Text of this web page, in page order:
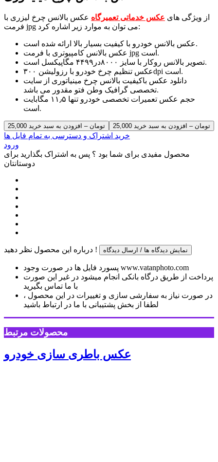
از ویژگی های عکس خدماتی تعمیرگاه عکس بالانس چرخ لیزری با
فرمت jpg می توان به موارد زیر اشاره کرد:
عکس بالانس خودرو با کیفیت بسیار بالا ارائه شده است.
عکس بالانس کامپیوتری با فرمت jpg است.
تصویر بالانس روکار با سایز ۸۰۰۰در۴۴۹۹ مگاپیکسل است.
عکس تنظیم چرخ خودرو با رزولیشن ۳۰۰dpi است.
دانلود عکس باکیفیت بالانس چرخ مینیاتوری از سایت
تخصصی گرافیک وطن فتو مقدور می باشد.
حجم عکس تعمیرات تخصصی خودرو تنها ۱۱٫۵ مگابایت
است.
25,000 تومان – افزودن به سبد خرید
خرید اشتراک و دسترسی به تمام فایل ها
ورود
محصول مفیدی برای شما بود ؟ پس به اشتراک بگذارید برای
دوستانتان
درباره این محصول نظر دهید ! نمایش دیدگاه ها / ارسال دیدگاه
پسورد فایل ها در صورت وجود www.vatanphoto.com
پرداخت از طریق درگاه بانکی انجام میشود در غیر این صورت
با ما تماس بگیرید
در صورت نیاز به سفارشی سازی و تغییرات در این محصول ،
لطفا از بخش پشتیبانی با ما در ارتباط باشید
محصولات مرتبط
عکس باطری سازی خودرو